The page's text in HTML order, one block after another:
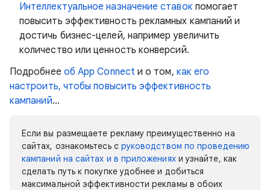
Интеллектуальное назначение ставокпомогает
повысить эффективность рекламных кампаний и
достичь бизнес-целей, например увеличить
количество или ценность конверсий.
Подробнее об App Connect и о том, как его
настроить, чтобы повысить эффективность
кампаний…
Если вы размещаете рекламу преимущественно на
сайтах, ознакомьтесь с руководством по проведению
кампаний на сайтах и в приложенияхи узнайте, как
сделать путь к покупке удобнее и добиться
максимальной эффективности рекламы в обоих